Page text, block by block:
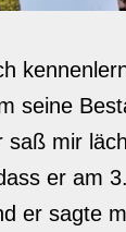
seine
saß mir
er am
er sagte